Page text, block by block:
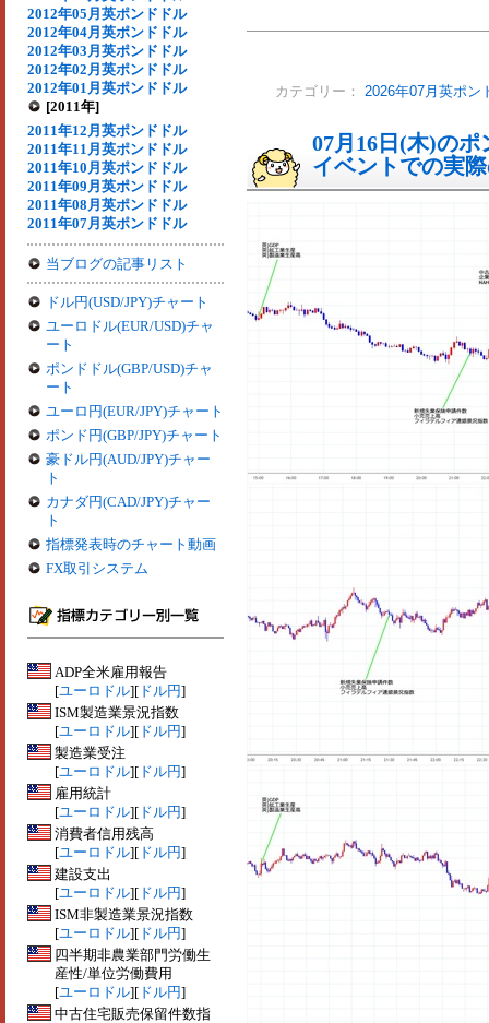
2012年05月英ポンドドル
2012年04月英ポンドドル
2012年03月英ポンドドル
2012年02月英ポンドドル
2012年01月英ポンドドル
[2011年]
2011年12月英ポンドドル
2011年11月英ポンドドル
2011年10月英ポンドドル
2011年09月英ポンドドル
2011年08月英ポンドドル
2011年07月英ポンドドル
当ブログの記事リスト
ドル円(USD/JPY)チャート
ユーロドル(EUR/USD)チャ
ート
ポンドドル(GBP/USD)チャ
ート
ユーロ円(EUR/JPY)チャート
ポンド円(GBP/JPY)チャート
豪ドル円(AUD/JPY)チャー
ト
カナダ円(CAD/JPY)チャー
ト
指標発表時のチャート動画
FX取引システム
ADP全米雇用報告
[ユーロドル][ ドル円]
ISM製造業景況指数
[ユーロドル][ ドル円]
製造業受注
[ユーロドル][ ドル円]
雇用統計
[ユーロドル][ ドル円]
消費者信用残高
[ユーロドル][ ドル円]
建設支出
[ユーロドル][ ドル円]
ISM非製造業景況指数
[ユーロドル][ ドル円]
四半期非農業部門労働生
産性/単位労働費用
[ユーロドル][ ドル円]
中古住宅販売保留件数指
カテゴリー： 2026年07月英ポン
07月16日(木)の
イベントでの実